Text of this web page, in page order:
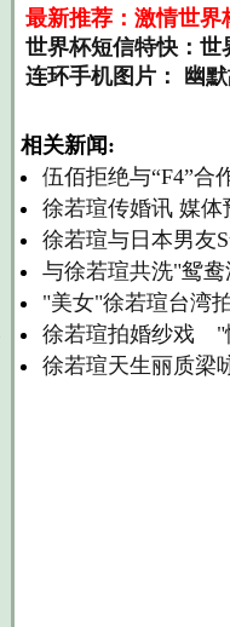
最新推荐：激情世
世界杯短信特快：
连环手机图片： 幽
相关新闻:
伍佰拒绝与“F4”合
徐若瑄传婚讯 媒
徐若瑄与日本男友
与徐若瑄共洗"鸳
"美女"徐若瑄台湾
徐若瑄拍婚纱戏 "
徐若瑄天生丽质